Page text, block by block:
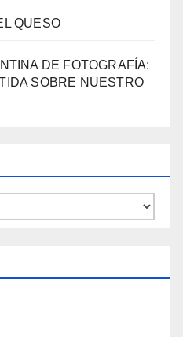
QUESO
DE FOTOGRAFÍA:
SOBRE NUESTRO